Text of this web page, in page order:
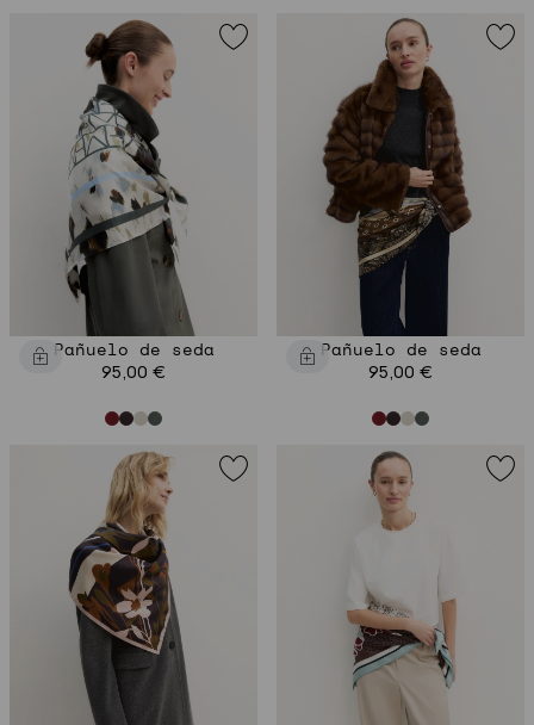
Pañuelo de seda
95,00 €
Pañuelo de seda
95,00 €